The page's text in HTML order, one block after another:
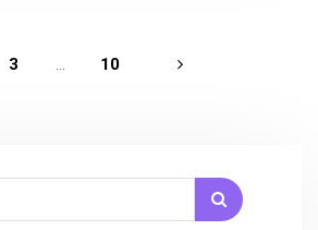
p
3 … 10